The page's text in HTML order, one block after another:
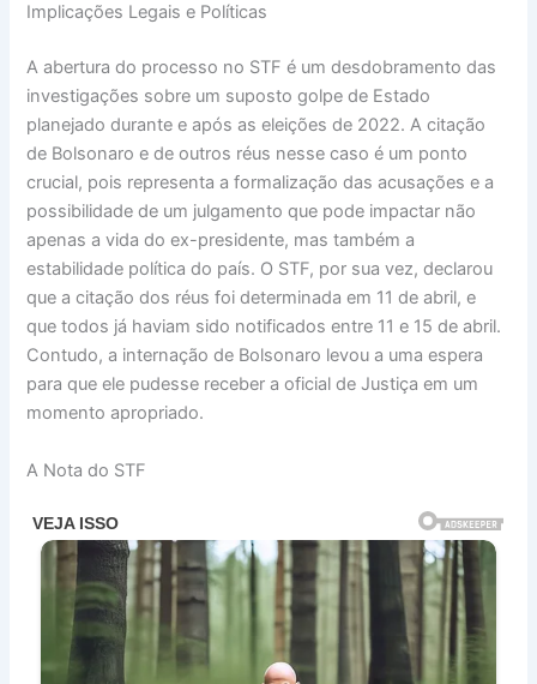
Implicações Legais e Políticas
A abertura do processo no STF é um desdobramento das
investigações sobre um suposto golpe de Estado
planejado durante e após as eleições de 2022. A citação
de Bolsonaro e de outros réus nesse caso é um ponto
crucial, pois representa a formalização das acusações e a
possibilidade de um julgamento que pode impactar não
apenas a vida do ex-presidente, mas também a
estabilidade política do país. O STF, por sua vez, declarou
que a citação dos réus foi determinada em 11 de abril, e
que todos já haviam sido notificados entre 11 e 15 de abril.
Contudo, a internação de Bolsonaro levou a uma espera
para que ele pudesse receber a oficial de Justiça em um
momento apropriado.
A Nota do STF